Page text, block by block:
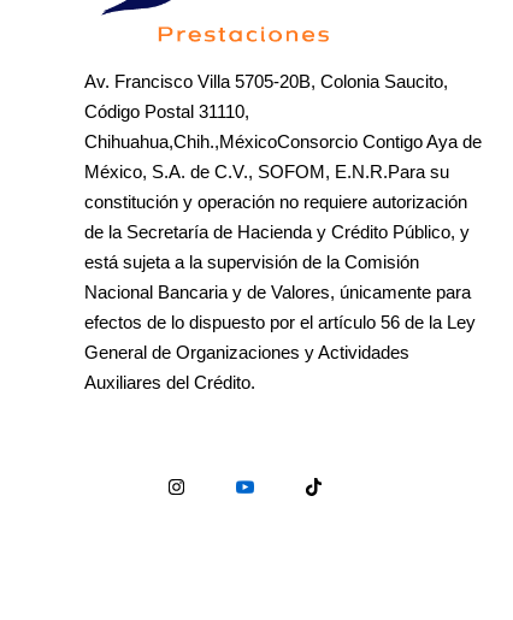
Av. Francisco Villa 5705-20B, Colonia Saucito,
Código Postal 31110,
Chihuahua,Chih.,MéxicoConsorcio Contigo Aya de
México, S.A. de C.V., SOFOM, E.N.R.Para su
constitución y operación no requiere autorización
de la Secretaría de Hacienda y Crédito Público, y
está sujeta a la supervisión de la Comisión
Nacional Bancaria y de Valores, únicamente para
efectos de lo dispuesto por el artículo 56 de la Ley
General de Organizaciones y Actividades
Auxiliares del Crédito.